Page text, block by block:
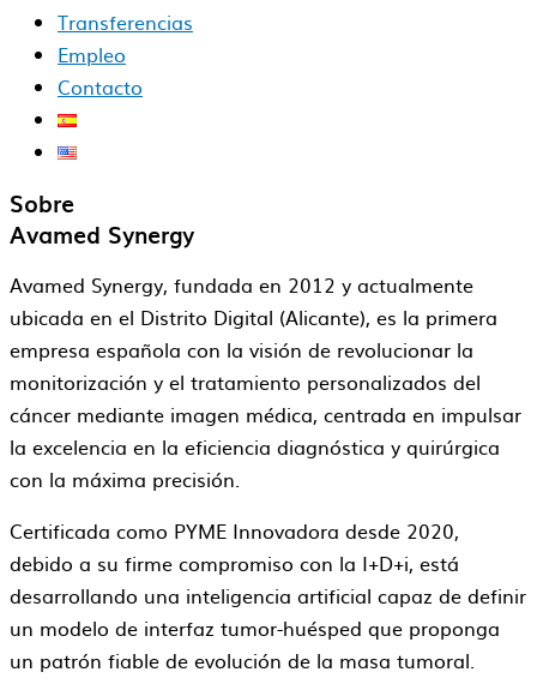
Transferencias
Empleo
Contacto
Sobre
Avamed Synergy
Avamed Synergy, fundada en 2012 y actualmente
ubicada en el Distrito Digital (Alicante), es la primera
empresa española con la visión de revolucionar la
monitorización y el tratamiento personalizados del
cáncer mediante imagen médica, centrada en impulsar
la excelencia en la eficiencia diagnóstica y quirúrgica
con la máxima precisión.
Certificada como PYME Innovadora desde 2020,
debido a su firme compromiso con la I+D+i, está
desarrollando una inteligencia artificial capaz de definir
un modelo de interfaz tumor-huésped que proponga
un patrón fiable de evolución de la masa tumoral.